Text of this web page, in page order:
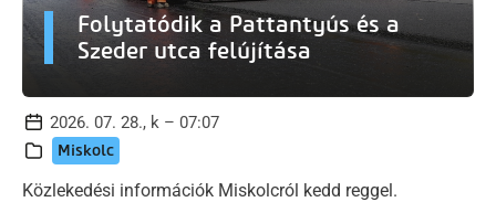
Folytatódik a Pattantyús és a
Szeder utca felújítása
2026. 07. 28., k – 07:07
Miskolc
Közlekedési információk Miskolcról kedd reggel.